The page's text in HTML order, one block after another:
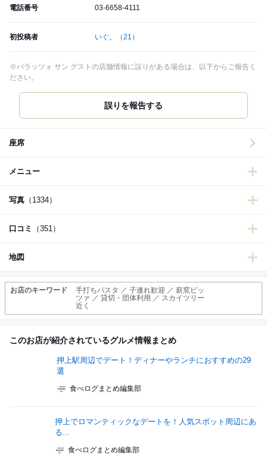
電話番号 03-6658-4111
初投稿者 いぐ。 （21）
※パラッツォ サン グストの店舗情報に誤りがある場合は、以下からご報告く
ださい。
誤りを報告する
座席
メニュー
写真 （1334）
口コミ （351）
地図
お店のキーワード
手打ちパスタ ／ 子連れ歓迎 ／ 薪窯ピッ
ツァ ／ 貸切・団体利用 ／ スカイツリー
近く
このお店が紹介されているグルメ情報まとめ
押上駅周辺でデート！ディナーやランチにおすすめの29
選
食べログまとめ編集部
押上でロマンティックなデートを！人気スポット周辺にあ
る...
食べログまとめ編集部